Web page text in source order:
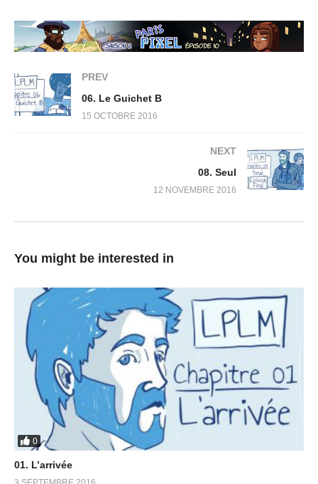
PREV
06. Le Guichet B
15 OCTOBRE 2016
NEXT
08. Seul
12 NOVEMBRE 2016
You might be interested in
0
01. L’arrivée